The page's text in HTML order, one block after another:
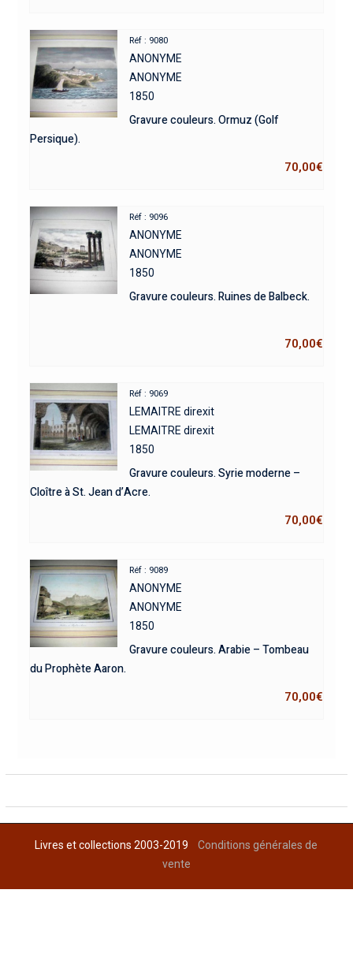
Réf : 9080
ANONYME
ANONYME
1850
Gravure couleurs. Ormuz (Golf
Persique).
70,00€
Réf : 9096
ANONYME
ANONYME
1850
Gravure couleurs. Ruines de Balbeck.
70,00€
Réf : 9069
LEMAITRE direxit
LEMAITRE direxit
1850
Gravure couleurs. Syrie moderne –
Cloître à St. Jean d’Acre.
70,00€
Réf : 9089
ANONYME
ANONYME
1850
Gravure couleurs. Arabie – Tombeau
du Prophète Aaron.
70,00€
Livres et collections 2003-2019Conditions générales de
vente